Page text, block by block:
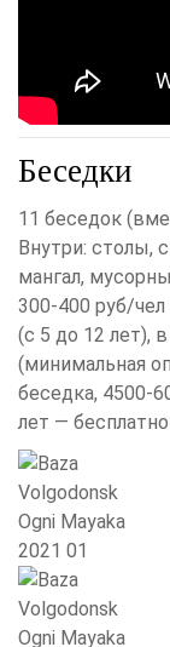
Беседки
11 беседок
Внутри: столы,
мангал,
300-400 руб/
(с 5 до 12 лет),
(минимальная
беседка, 4500-
лет — бесплатно